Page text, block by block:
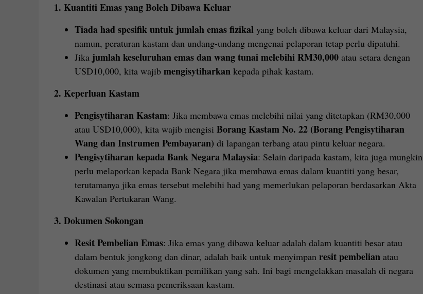
1. Kuantiti Emas yang Boleh Dibawa Keluar
Tiada had spesifik untuk jumlah emas fizikalyang boleh dibawa keluar dari Malaysia,
namun, peraturan kastam dan undang-undang mengenai pelaporan tetap perlu dipatuhi.
Jika jumlah keseluruhan emas dan wang tunai melebihi RM30,000atau setara dengan
USD10,000, kita wajib mengisytiharkankepada pihak kastam.
2. Keperluan Kastam
Pengisytiharan Kastam: Jika membawa emas melebihi nilai yang ditetapkan (RM30,000
atau USD10,000), kita wajib mengisi Borang Kastam No. 22 (Borang Pengisytiharan
Wang dan Instrumen Pembayaran) di lapangan terbang atau pintu keluar negara.
Pengisytiharan kepada Bank Negara Malaysia: Selain daripada kastam, kita juga mungkin
perlu melaporkan kepada Bank Negara jika membawa emas dalam kuantiti yang besar,
terutamanya jika emas tersebut melebihi had yang memerlukan pelaporan berdasarkan Akta
Kawalan Pertukaran Wang.
3. Dokumen Sokongan
Resit Pembelian Emas: Jika emas yang dibawa keluar adalah dalam kuantiti besar atau
dalam bentuk jongkong dan dinar, adalah baik untuk menyimpan resit pembelianatau
dokumen yang membuktikan pemilikan yang sah. Ini bagi mengelakkan masalah di negara
destinasi atau semasa pemeriksaan kastam.